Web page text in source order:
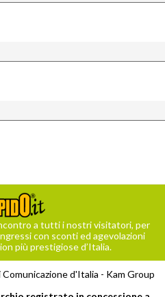
a tutti i nostri visitatori, per
con sconti ed agevolazioni
più prestigiose d’Italia.
Comunicazione d'Italia - Kam Group